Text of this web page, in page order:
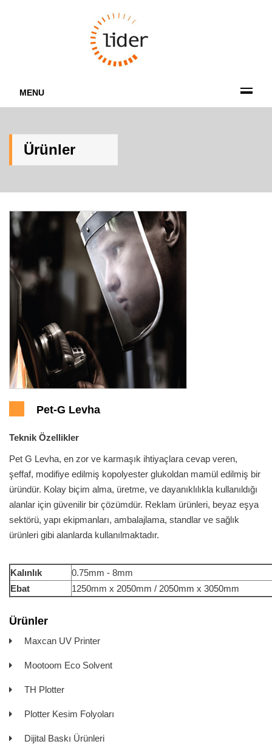
MENU
Ürünler
Pet-G Levha
Teknik Özellikler
Pet G Levha, en zor ve karmaşık ihtiyaçlara cevap veren,
şeffaf, modifiye edilmiş kopolyester glukoldan mamül edilmiş bir
üründür. Kolay biçim alma, üretme, ve dayanıklılıkla kullanıldığı
alanlar için güvenilir bir çözümdür. Reklam ürünleri, beyaz eşya
sektörü, yapı ekipmanları, ambalajlama, standlar ve sağlık
ürünleri gibi alanlarda kullanılmaktadır.
Kalınlık
0.75mm - 8mm
Ebat
1250mm x 2050mm / 2050mm x 3050mm
Ürünler
Maxcan UV Printer
Mootoom Eco Solvent
TH Plotter
Plotter Kesim Folyoları
Dijital Baskı Ürünleri